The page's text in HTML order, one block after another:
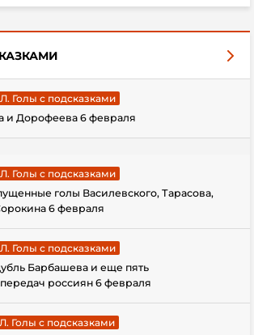
Голы с подсказками
и Дорофеева 6 февраля
Голы с подсказками
голы Василевского, Тарасова,
6 февраля
Голы с подсказками
Барбашева и еще пять
россиян 6 февраля
Голы с подсказками